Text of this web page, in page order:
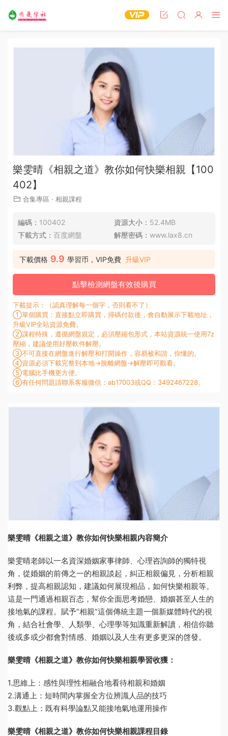
樂雯晴《相親之道》教你如何快樂相親【100
402】
合集專區 · 相親課程
編碼： 100402 資源大小： 52.4MB
下載方式： 百度網盤 解壓密碼： www.lax8.cn
下載價格 9.9 學習币，VIP免費 升級VIP
點擊檢測網盤有效後購買
下載提示：（認真理解每一個字，否則看不了）
①單個購買：直接點立即購買，掃碼付款後，會自動展示下載地址，
升級VIP全站資源免費。
②課程特殊，遵循網盤規定，必須壓縮包形式，本站資源統一使用7z
壓縮，建議使用好壓軟件解壓。
③不可直接在網盤進行解壓和打開操作，容易被和諧，你懂的。
④資源必須下載完整到本地→脫離網盤→解壓即可觀看。
⑤電腦比手機更方便。
⑥有任何問題請聯系客服微信：ab17003或QQ：3492467228。
樂雯晴《相親之道》教你如何快樂相親内容簡介
樂雯晴老師以一名資深婚姻家事律師、心理咨詢師的獨特視
角，從婚姻的前傳之一的相親談起，糾正相親偏見，分析相親
利弊，提高相親認知，建議如何展現相品，如何快樂相親等。
這是一門通過相親百态，幫你全面思考婚戀、婚姻甚至人生的
接地氣的課程。賦予“相親”這個傳統主題一個新媒體時代的視
角，結合社會學、人類學、心理學等知識重新解讀，相信你聽
後或多或少都會對情感、婚姻以及人生有更多更深的啓發。
樂雯晴《相親之道》教你如何快樂相親學習收獲：
1.思維上：感性與理性相融合地看待相親和婚姻
2.溝通上：短時間内掌握全方位辨識人品的技巧
3.觀點上：既有科學論點又能接地氣地運用操作
樂雯晴《相親之道》教你如何快樂相親課程目錄